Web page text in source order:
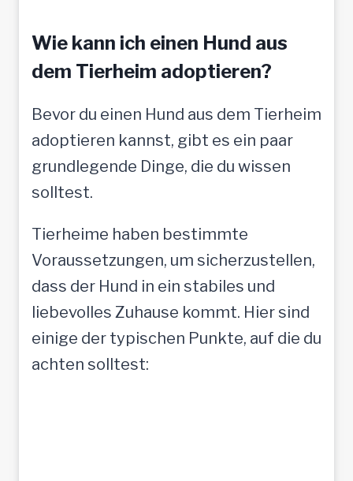
f
l
l
e
n
s
c
h
e
Wie kann ich einen Hund aus
dem Tierheim adoptieren?
Bevor du einen Hund aus dem Tierheim
adoptieren kannst, gibt es ein paar
grundlegende Dinge, die du wissen
solltest.
Tierheime haben bestimmte
Voraussetzungen, um sicherzustellen,
dass der Hund in ein stabiles und
liebevolles Zuhause kommt. Hier sind
einige der typischen Punkte, auf die du
achten solltest: